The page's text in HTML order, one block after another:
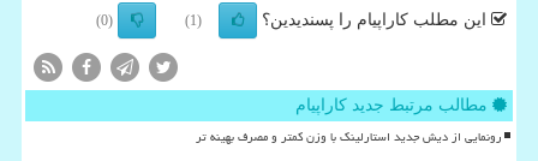
این مطلب کاراپیام را پسندیدین؟ (1)
(0)
مطالب مرتبط جدید کاراپیام
رونمایی از دیش جدید استارلینک با وزن کمتر و مصرف بهینه تر